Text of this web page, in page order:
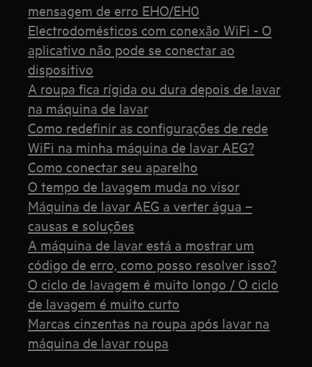
mensagem de erro EHO/EH0
Electrodomésticos com conexão WiFi - O
aplicativo não pode se conectar ao
dispositivo
A roupa fica rígida ou dura depois de lavar
na máquina de lavar
Como redefinir as configurações de rede
WiFi na minha máquina de lavar AEG?
Como conectar seu aparelho
O tempo de lavagem muda no visor
Máquina de lavar AEG a verter água –
causas e soluções
A máquina de lavar está a mostrar um
código de erro, como posso resolver isso?
O ciclo de lavagem é muito longo / O ciclo
de lavagem é muito curto
Marcas cinzentas na roupa após lavar na
máquina de lavar roupa